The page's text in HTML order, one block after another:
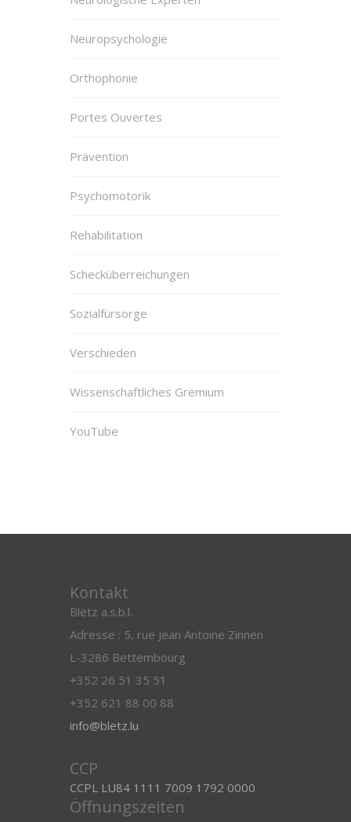
Neuropsychologie
Orthophonie
Portes Ouvertes
Prävention
Psychomotorik
Rehabilitation
Schecküberreichungen
Sozialfürsorge
Verschieden
Wissenschaftliches Gremium
YouTube
Kontakt
Blëtz a.s.b.l.
Adresse : 5, rue Jean Antoine Zinnen
L-3286 Bettembourg
+352 26 51 35 51
+352 621 88 00 88
info@bletz.lu
CCP
CCPL LU84 1111 7009 1792 0000
Öffnungszeiten